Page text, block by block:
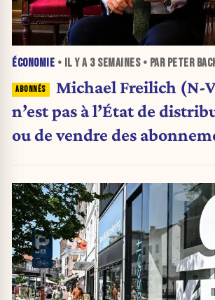
ÉCONOMIE • IL Y A 3 SEMAINES• PAR PETER
Michael Freilich (N-
n’est pas à l’État de
ou de vendre des